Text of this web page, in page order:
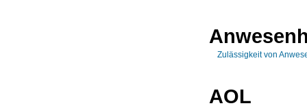
Zulässigkeit von
AOL